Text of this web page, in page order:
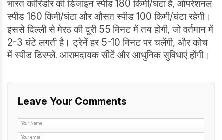
भारत कॉरिडोर की डिजाइन स्पीड 180 किमी/घंटा है, ऑपरेशनल
स्पीड 160 किमी/घंटा और औसत स्पीड 100 किमी/घंटा रहेगी।
इससे दिल्ली से मेरठ की दूरी 55 मिनट में तय होगी, जो वर्तमान में
2-3 घंटे लगती है। ट्रेनें हर 5-10 मिनट पर चलेंगी, और कोच
में स्पीड डिस्प्ले, आरामदायक सीटें और आधुनिक सुविधाएं होंगी।
Leave Your Comments